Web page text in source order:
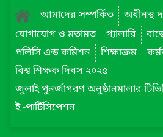
আমাদের সম্পর্কিত
অধীনস্থ
যোগাযোগ ও মতামত
গ্যালারি
পলিসি এন্ড কমিশন
শিক্ষাক্রম
বিশ্ব শিক্ষক দিবস ২০২৫
জুলাই পুনর্জাগরণ অনুষ্ঠানমালার
ই -পার্টিসিপেশন